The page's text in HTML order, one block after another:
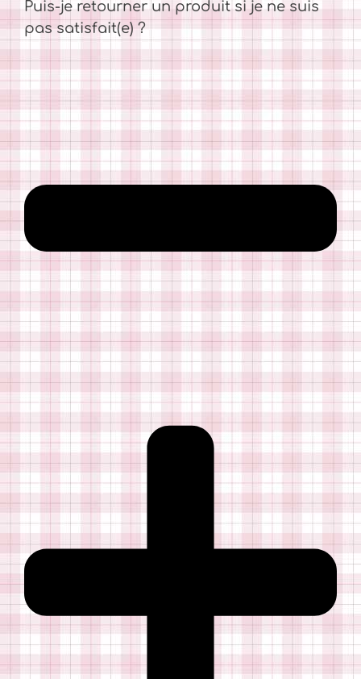
Puis-je retourner un produit si je ne suis
pas satisfait(e) ?